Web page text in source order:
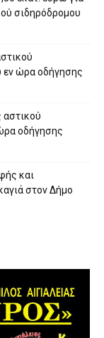
σιδηρόδρομου
εν ώρα οδήγησης
οδήγησης
και
στον Δήμο